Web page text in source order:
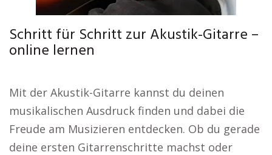
Schritt für Schritt zur Akustik-Gitarre –
online lernen
Mit der Akustik-Gitarre kannst du deinen
musikalischen Ausdruck finden und dabei die
Freude am Musizieren entdecken. Ob du gerade
deine ersten Gitarrenschritte machst oder